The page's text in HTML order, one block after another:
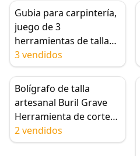
Gubia para carpintería,
juego de 3
herramientas de talla
de madera SK5, talla a
mano para
principiantes y expertos
3 vendidos
Bolígrafo de talla
artesanal Buril Grave
Herramienta de corte
DIY con 5 hojas de
repuesto
2 vendidos